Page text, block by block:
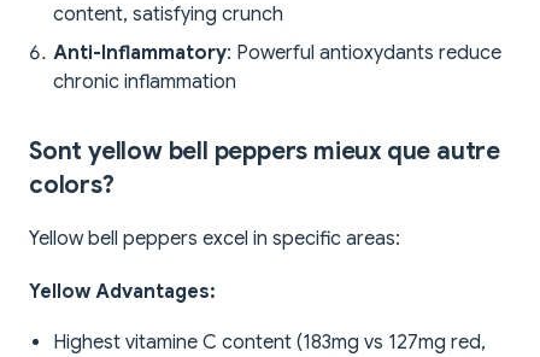
content, satisfying crunch
Anti-Inflammatory: Powerful antioxydants reduce
chronic inflammation
Sont yellow bell peppers mieux que autre
colors?
Yellow bell peppers excel in specific areas:
Yellow Advantages:
Highest vitamine C content (183mg vs 127mg red,